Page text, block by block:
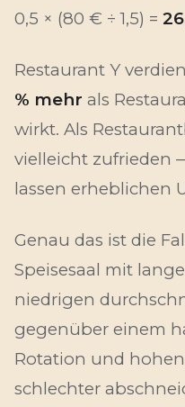
0,5 × (80 € ÷ 1,5) =
Restaurant Y
% mehr als
wirkt. Als
vielleicht zufrieden
lassen erheblichen
Genau das ist die
Speisesaal mit
niedrigen
gegenüber einem
Rotation und
schlechter